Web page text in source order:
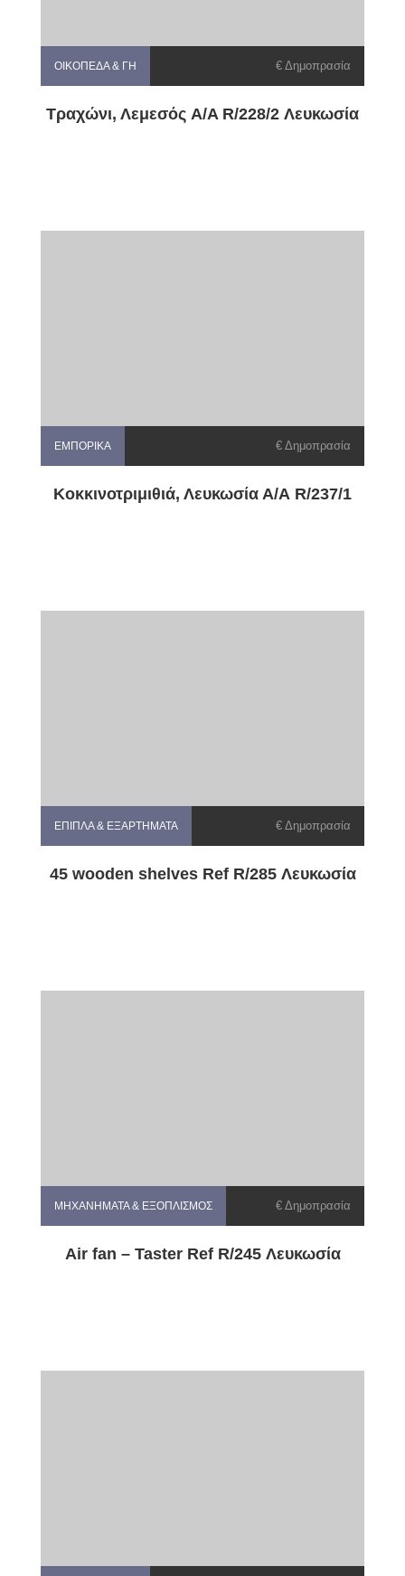
ΟΙΚΌΠΕΔΑ & ΓΗ € Δημοπρασία
Τραχώνι, Λεμεσός A/A R/228/2 Λευκωσία
ΕΜΠΟΡΙΚΆ € Δημοπρασία
Κοκκινοτριμιθιά, Λευκωσία Α/Α R/237/1
ΈΠΙΠΛΑ & ΕΞΑΡΤΉΜΑΤΑ € Δημοπρασία
45 wooden shelves Ref R/285 Λευκωσία
ΜΗΧΑΝΉΜΑΤΑ & ΕΞΟΠΛΙΣΜΌΣ € Δημοπρασία
Air fan – Taster Ref R/245 Λευκωσία